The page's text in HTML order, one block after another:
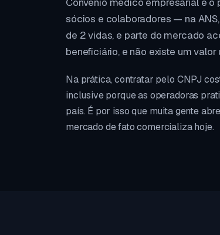
sócios e colaboradores — na
de 2 vidas, e parte do mercado
beneficiário, e não existe um
Na prática, contratar pelo CNPJ
inclusive porque as operadoras
país. É por isso que muita gente
mercado de fato comercializa hoje.